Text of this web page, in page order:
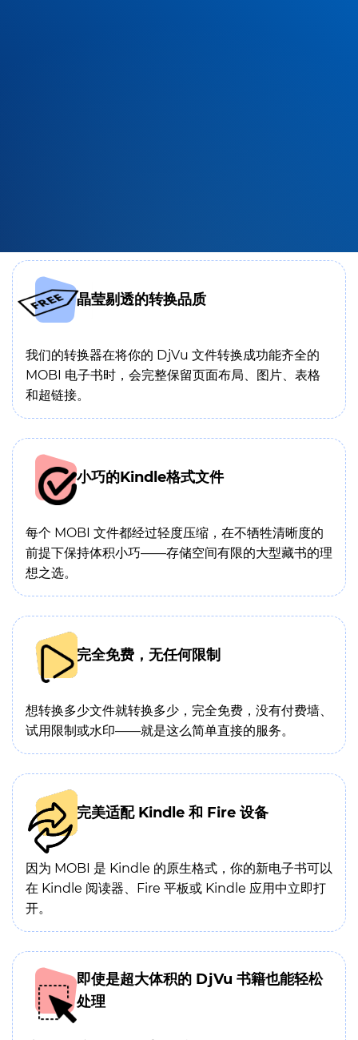
晶莹剔透的转换品质
我们的转换器在将你的 DjVu 文件转换成功能齐全的
MOBI 电子书时，会完整保留页面布局、图片、表格
和超链接。
小巧的Kindle格式文件
每个 MOBI 文件都经过轻度压缩，在不牺牲清晰度的
前提下保持体积小巧——存储空间有限的大型藏书的理
想之选。
完全免费，无任何限制
想转换多少文件就转换多少，完全免费，没有付费墙、
试用限制或水印——就是这么简单直接的服务。
完美适配 Kindle 和 Fire 设备
因为 MOBI 是 Kindle 的原生格式，你的新电子书可以
在 Kindle 阅读器、Fire 平板或 Kindle 应用中立即打
开。
即使是超大体积的 DjVu 书籍也能轻松
处理